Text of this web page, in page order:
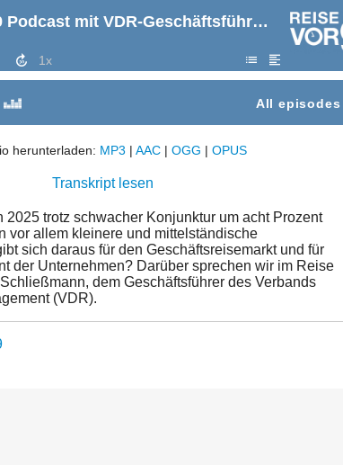
Reise vor9 Podcast mit VDR-Geschäftsführer Jens Schließmann
All episodes
herunterladen: MP3 | AAC | OGG | OPUS
Transkript lesen
2025 trotz schwacher Konjunktur um acht Prozent
vor allem kleinere und mittelständische
sich daraus für den Geschäftsreisemarkt und für
der Unternehmen? Darüber sprechen wir im Reise
dem Geschäftsführer des Verbands
(VDR).